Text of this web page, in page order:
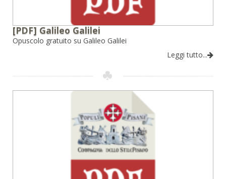
[PDF] Galileo Galilei
Opuscolo gratuito su Galileo Galilei
Leggi tutto...